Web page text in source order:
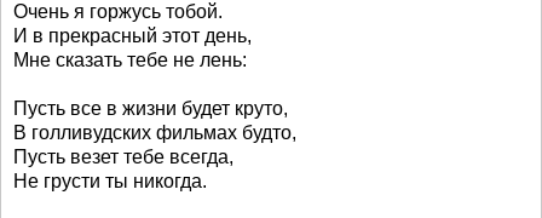
Очень я горжусь тобой.
И в прекрасный этот день,
Мне сказать тебе не лень:
Пусть все в жизни будет круто,
В голливудских фильмах будто,
Пусть везет тебе всегда,
Не грусти ты никогда.